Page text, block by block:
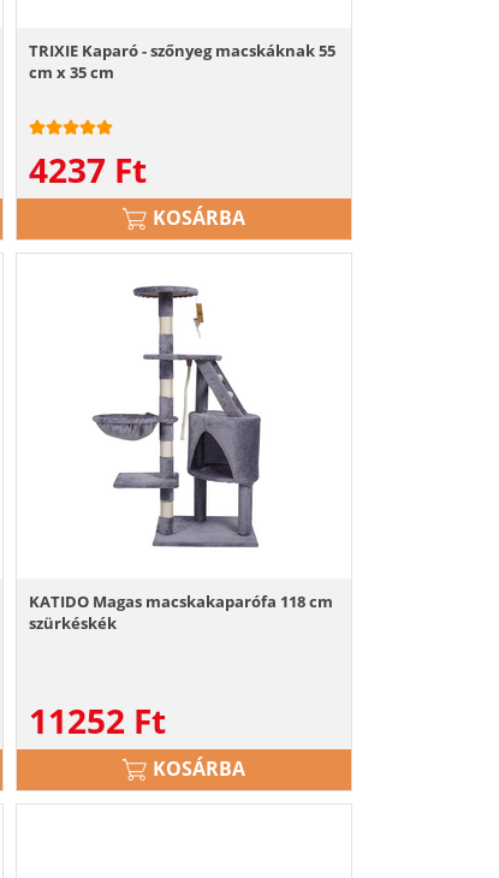
TRIXIE Kaparó - szőnyeg macskáknak 55
cm x 35 cm
4237 Ft
KOSÁRBA
KATIDO Magas macskakaparófa 118 cm
szürkéskék
11252 Ft
KOSÁRBA